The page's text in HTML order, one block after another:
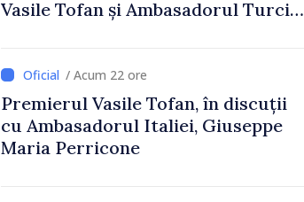
Vasile Tofan și Ambasadorul Turciei,
/ Acum 22 ore
Premierul Vasile Tofan, în discuții
cu Ambasadorul Italiei, Giuseppe
Maria Perricone